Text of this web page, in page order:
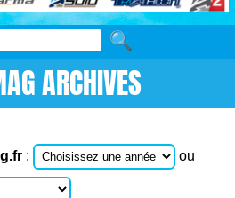
ARCHIVES
: ou